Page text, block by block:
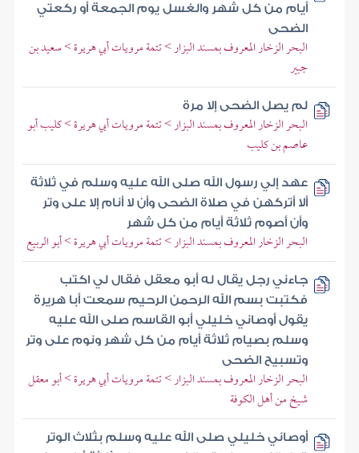
أيام من كل شهر والغسل يوم الجمعة أو ركعتي
الضحى
البحر الزخار المعروف بمسند البزار > تتمة مرويات أبي هريرة > سعيد بن
جبير
لم يصل الضحى إلا مرة
البحر الزخار المعروف بمسند البزار > تتمة مرويات أبي هريرة > كليب أبو
عاصم بن كليب
عهد إلي رسول الله صلى الله عليه وسلم في ثلاثة
ألا أتركهن في صلاة الضحى وأن لا أنام إلا على وتر
وأن أصوم ثلاثة أيام من كل شهر
البحر الزخار المعروف بمسند البزار > تتمة مرويات أبي هريرة > أبو الربيع
جاءني رجل يقال له أبو معقل فقال لي اكتب
فكتبت بسم الله الرحمن الرحيم سمعت أبا هريرة
يقول أوصاني خليلي أبو القاسم صلى الله عليه
وسلم بصيام ثلاثة أيام من كل شهر ونوم على وتر
وتسبيح الضحى
البحر الزخار المعروف بمسند البزار > تتمة مرويات أبي هريرة > أبو معقل
شيخ من أهل الكوفة
أوصاني خليلي صلى الله عليه وسلم بثلاث الوتر